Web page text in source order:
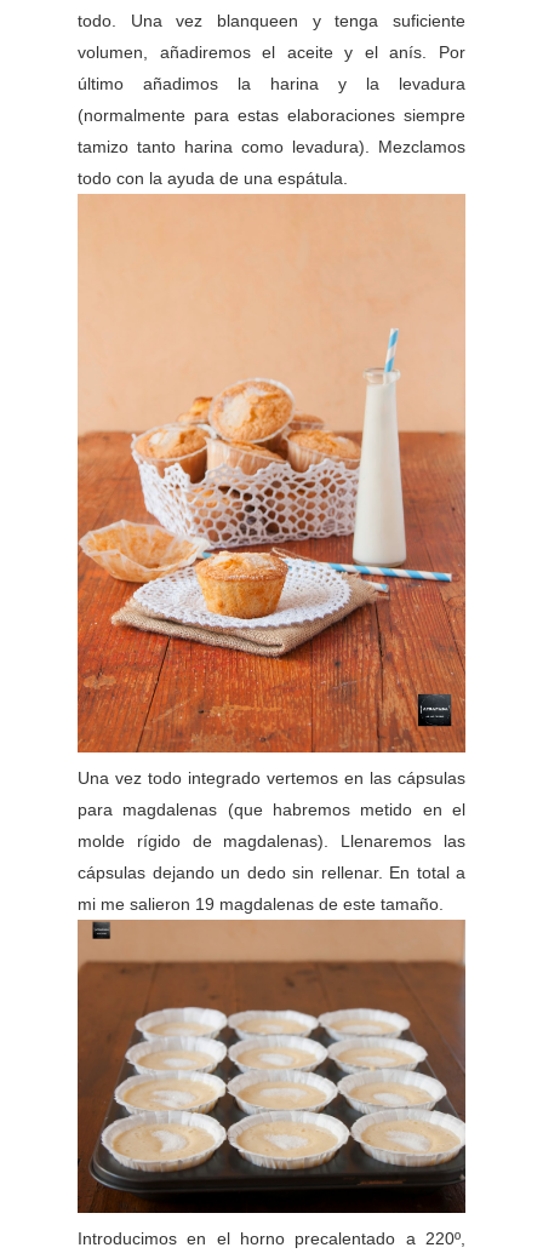
todo. Una vez blanqueen y tenga suficiente
volumen, añadiremos el aceite y el anís. Por
último añadimos la harina y la levadura
(normalmente para estas elaboraciones siempre
tamizo tanto harina como levadura). Mezclamos
todo con la ayuda de una espátula.
Una vez todo integrado vertemos en las cápsulas
para magdalenas (que habremos metido en el
molde rígido de magdalenas). Llenaremos las
cápsulas dejando un dedo sin rellenar. En total a
mi me salieron 19 magdalenas de este tamaño.
Introducimos en el horno precalentado a 220º,